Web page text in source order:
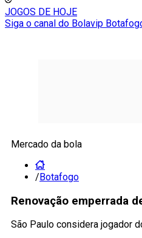
JOGOS DE HOJE
Siga o canal do Bolavip
Mercado da bola
/Botafogo
Renovação emperrada
São Paulo considera jogador